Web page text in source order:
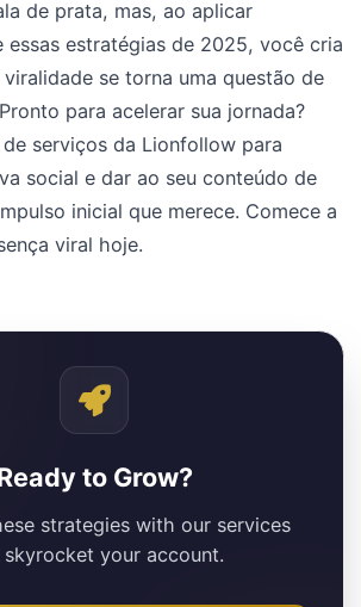
de prata, mas, ao aplicar
essas estratégias de 2025, você cria
se torna uma questão de
para acelerar sua jornada?
serviços da Lionfollow para
social e dar ao seu conteúdo de
inicial que merece. Comece a
viral hoje.
to Grow?
strategies with our services
skyrocket your account.